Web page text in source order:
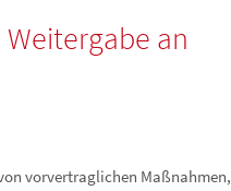
an
vorvertraglichen Maßnahmen,